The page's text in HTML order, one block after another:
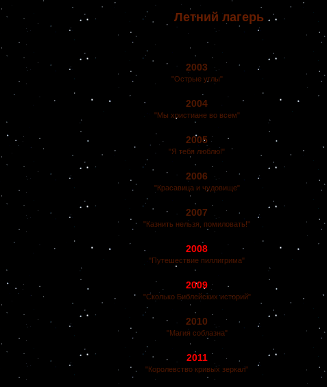
Летний лагерь
2003
"Острые углы"
2004
"Мы христиане во всем"
2005
"Я тебя люблю!"
2006
"Красавица и чудовище"
2007
"Казнить нельзя, помиловать!"
2008
"Путешествие пиллигрима"
2009
"Сколько Библейских историй"
2010
"Магия соблазна"
2011
"Королевство кривых зеркал"